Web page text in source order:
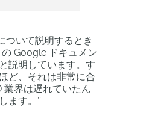
ついて説明するとき
Google ドキュメン
説明しています。す
ど、それは非常に合
業界は遅れていたん
ます。 ’’